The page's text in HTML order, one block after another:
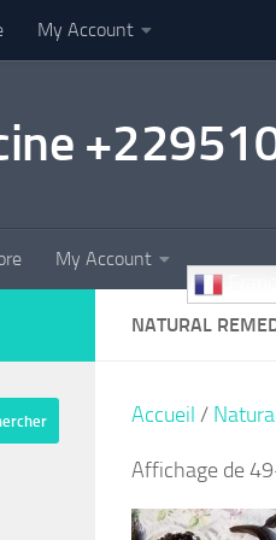
My Account
My Account
NATURAL
Accueil /
Affichage de